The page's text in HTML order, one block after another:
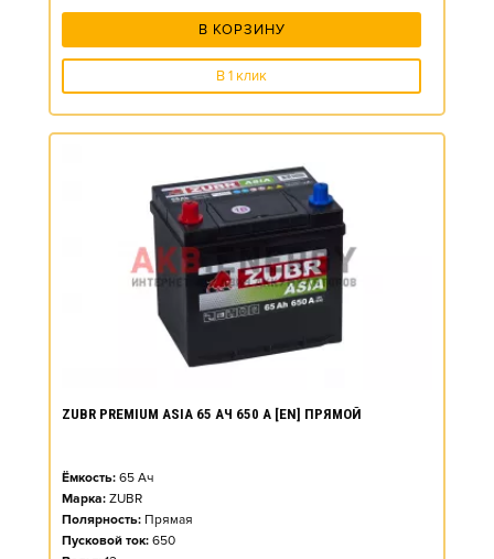
В КОРЗИНУ
В 1 клик
ZUBR PREMIUM ASIA 65 АЧ 650 А [EN] ПРЯМОЙ
Ёмкость: 65 Ач
Марка: ZUBR
Полярность: Прямая
Пусковой ток: 650